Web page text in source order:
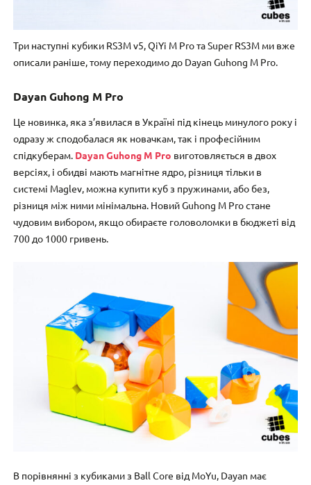
Три наступні кубики RS3M v5, QiYi M Pro та Super RS3M ми вже
описали раніше, тому переходимо до Dayan Guhong M Pro.
Dayan Guhong M Pro
Це новинка, яка з’явилася в Україні під кінець минулого року і
одразу ж сподобалася як новачкам, так і професійним
спідкуберам. Dayan Guhong M Pro виготовляється в двох
версіях, і обидві мають магнітне ядро, різниця тільки в
системі Maglev, можна купити куб з пружинами, або без,
різниця між ними мінімальна. Новий Guhong M Pro стане
чудовим вибором, якщо обираєте головоломки в бюджеті від
700 до 1000 гривень.
В порівнянні з кубиками з Ball Core від MoYu, Dayan має